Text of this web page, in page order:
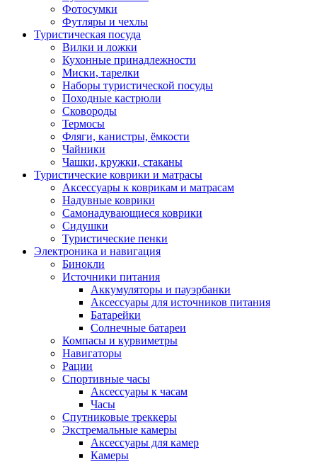
Фотосумки
Футляры и чехлы
Туристическая посуда
Вилки и ложки
Кухонные принадлежности
Миски, тарелки
Наборы туристической посуды
Походные кастрюли
Сковороды
Термосы
Фляги, канистры, ёмкости
Чайники
Чашки, кружки, стаканы
Туристические коврики и матрасы
Аксессуары к коврикам и матрасам
Надувные коврики
Самонадувающиеся коврики
Сидушки
Туристические пенки
Электроника и навигация
Бинокли
Источники питания
Аккумуляторы и пауэрбанки
Аксессуары для источников питания
Батарейки
Солнечные батареи
Компасы и курвиметры
Навигаторы
Рации
Спортивные часы
Аксессуары к часам
Часы
Спутниковые треккеры
Экстремальные камеры
Аксессуары для камер
Камеры